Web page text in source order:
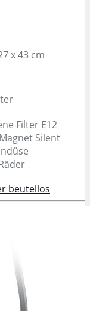
x 43 cm
Filter E12
Silent
beutellos